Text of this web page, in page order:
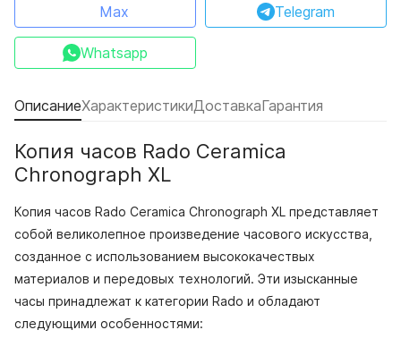
Max
Telegram
Whatsapp
ОписаниеХарактеристикиДоставкаГарантия
Копия часов Rado Ceramica
Chronograph XL
Копия часов Rado Ceramica Chronograph XL представляет
собой великолепное произведение часового искусства,
созданное с использованием высококачествых
материалов и передовых технологий. Эти изысканные
часы принадлежат к категории Rado и обладают
следующими особенностями: